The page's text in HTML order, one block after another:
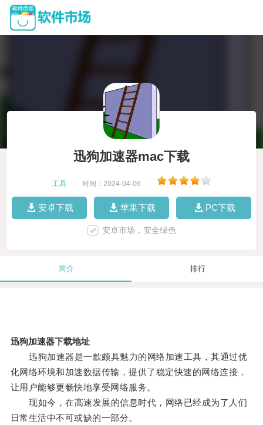
迅狗加速器mac下载
工具 时间：2024-04-06
安卓下载 苹果下载 PC下载
安卓市场，安全绿色
简介 排行
迅狗加速器下载地址
迅狗加速器是一款颇具魅力的网络加速工具，其通过优
化网络环境和加速数据传输，提供了稳定快速的网络连接，
让用户能够更畅快地享受网络服务。
现如今，在高速发展的信息时代，网络已经成为了人们
日常生活中不可或缺的一部分。